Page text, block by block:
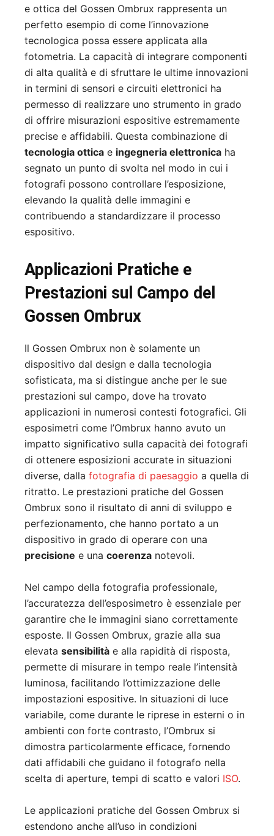
e ottica del Gossen Ombrux rappresenta un
perfetto esempio di come l’innovazione
tecnologica possa essere applicata alla
fotometria. La capacità di integrare componenti
di alta qualità e di sfruttare le ultime innovazioni
in termini di sensori e circuiti elettronici ha
permesso di realizzare uno strumento in grado
di offrire misurazioni espositive estremamente
precise e affidabili. Questa combinazione di
tecnologia ottica e ingegneria elettronica ha
segnato un punto di svolta nel modo in cui i
fotografi possono controllare l’esposizione,
elevando la qualità delle immagini e
contribuendo a standardizzare il processo
espositivo.
Applicazioni Pratiche e
Prestazioni sul Campo del
Gossen Ombrux
Il Gossen Ombrux non è solamente un
dispositivo dal design e dalla tecnologia
sofisticata, ma si distingue anche per le sue
prestazioni sul campo, dove ha trovato
applicazioni in numerosi contesti fotografici. Gli
esposimetri come l’Ombrux hanno avuto un
impatto significativo sulla capacità dei fotografi
di ottenere esposizioni accurate in situazioni
diverse, dalla fotografia di paesaggio a quella di
ritratto. Le prestazioni pratiche del Gossen
Ombrux sono il risultato di anni di sviluppo e
perfezionamento, che hanno portato a un
dispositivo in grado di operare con una
precisione e una coerenza notevoli.
Nel campo della fotografia professionale,
l’accuratezza dell’esposimetro è essenziale per
garantire che le immagini siano correttamente
esposte. Il Gossen Ombrux, grazie alla sua
elevata sensibilità e alla rapidità di risposta,
permette di misurare in tempo reale l’intensità
luminosa, facilitando l’ottimizzazione delle
impostazioni espositive. In situazioni di luce
variabile, come durante le riprese in esterni o in
ambienti con forte contrasto, l’Ombrux si
dimostra particolarmente efficace, fornendo
dati affidabili che guidano il fotografo nella
scelta di aperture, tempi di scatto e valori ISO.
Le applicazioni pratiche del Gossen Ombrux si
estendono anche all’uso in condizioni